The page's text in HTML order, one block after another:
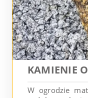
KAMIENIE
W ogrodzie